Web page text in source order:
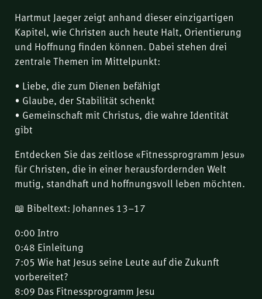
Hartmut Jaeger zeigt anhand dieser einzigartigen
Kapitel, wie Christen auch heute Halt, Orientierung
und Hoffnung finden können. Dabei stehen drei
zentrale Themen im Mittelpunkt:
• Liebe, die zum Dienen befähigt
• Glaube, der Stabilität schenkt
• Gemeinschaft mit Christus, die wahre Identität
gibt
Entdecken Sie das zeitlose «Fitnessprogramm Jesu»
für Christen, die in einer herausfordernden Welt
mutig, standhaft und hoffnungsvoll leben möchten.
📖 Bibeltext: Johannes 13–17
0:00 Intro
0:48 Einleitung
7:05 Wie hat Jesus seine Leute auf die Zukunft
vorbereitet?
8:09 Das Fitnessprogramm Jesu